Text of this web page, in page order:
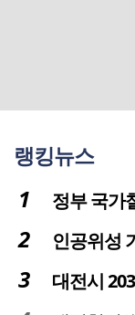
랭킹뉴스
정부 국가
인공위성 기
대전시 2037